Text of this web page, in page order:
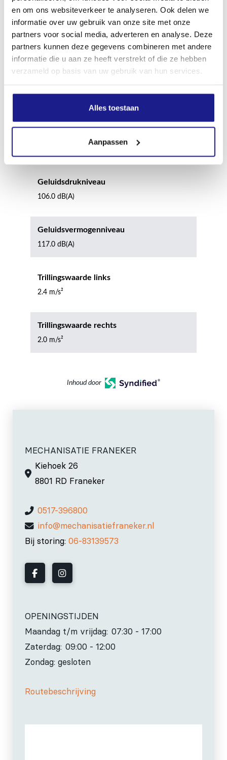
en om ons websiteverkeer te analyseren. Ook delen we
informatie over uw gebruik van onze site met onze
partners voor social media, adverteren en analyse. Deze
partners kunnen deze gegevens combineren met andere
informatie die u aan ze heeft verstrekt of die ze hebben
verzameld op basis van uw gebruik van hun services.
Alles toestaan
Aanpassen
Min. autonomie AP 500 S accu
Geluidsdrukniveau
106.0 dB(A)
Geluidsvermogenniveau
117.0 dB(A)
Trillingswaarde links
2.4 m/s²
Trillingswaarde rechts
2.0 m/s²
Inhoud door
MECHANISATIE FRANEKER
Kiehoek 26
8801 RD Franeker
0517-396800
info@mechanisatiefraneker.nl
Bij storing: 06-83139573
OPENINGSTIJDEN
Maandag t/m vrijdag: 07:30 - 17:00
Zaterdag: 09:00 - 12:00
Zondag: gesloten
Routebeschrijving